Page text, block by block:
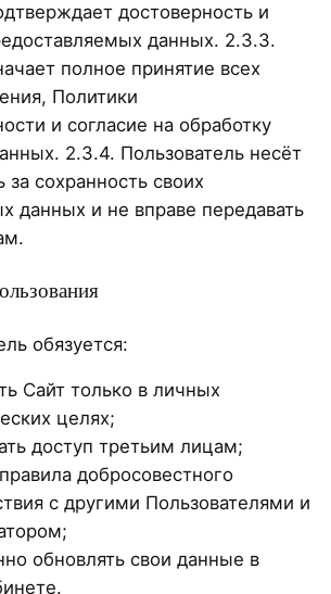
достоверность и
данных. 2.3.3.
полное принятие всех
Политики
и согласие на обработку
2.3.4. Пользователь несёт
за сохранность своих
данных и не вправе передавать
обязуется:
Сайт только в личных
целях;
доступ третьим лицам;
добросовестного
с другими Пользователями и
обновлять свои данные в